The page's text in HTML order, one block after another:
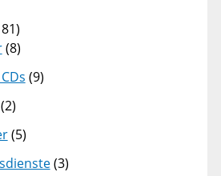
(8)
(9)
(2)
(5)
(3)